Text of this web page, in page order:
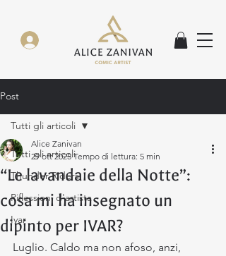
Post
Tutti gli articoli
Thunder Riders
Riflessioni d'artista
Ivar
Tutti gli articoli
“Le lavandaie della Notte”:
cosa mi ha insegnato un
dipinto per IVAR?
Alice Zanivan
29 ott 2025 Tempo di lettura: 5 min
Luglio. Caldo ma non afoso, anzi,